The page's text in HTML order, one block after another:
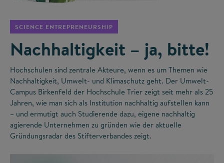
SCIENCE ENTREPRENEURSHIP
Nachhaltigkeit – ja, bitte!
Hochschulen sind zentrale Akteure, wenn es um Themen wie
Nachhaltigkeit, Umwelt- und Klimaschutz geht. Der Umwelt-
Campus Birkenfeld der Hochschule Trier zeigt seit mehr als 25
Jahren, wie man sich als Institution nachhaltig aufstellen kann
– und ermutigt auch Studierende dazu, eigene nachhaltig
agierende Unternehmen zu gründen wie der aktuelle
Gründungsradar des Stifterverbandes zeigt.